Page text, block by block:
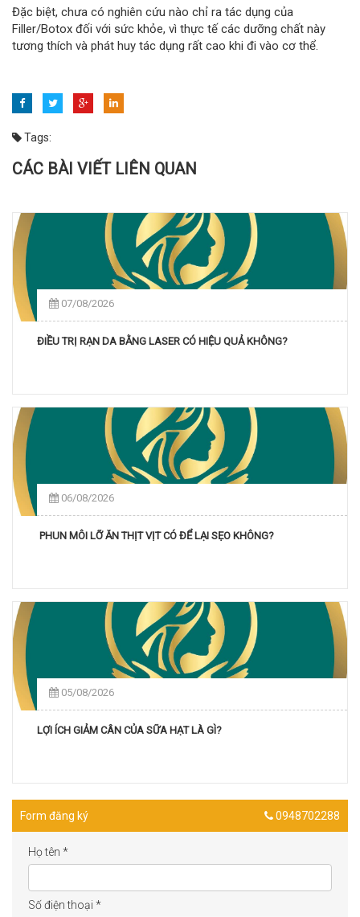
Đặc biệt, chưa có nghiên cứu nào chỉ ra tác dụng của
Filler/Botox đối với sức khỏe, vì thực tế các dưỡng chất này
tương thích và phát huy tác dụng rất cao khi đi vào cơ thể.
Tags:
CÁC BÀI VIẾT LIÊN QUAN
07/08/2026
ĐIỀU TRỊ RẠN DA BẰNG LASER CÓ HIỆU QUẢ KHÔNG?
06/08/2026
PHUN MÔI LỠ ĂN THỊT VỊT CÓ ĐỂ LẠI SẸO KHÔNG?
05/08/2026
LỢI ÍCH GIẢM CÂN CỦA SỮA HẠT LÀ GÌ?
Form đăng ký 0948702288
Họ tên *
Số điện thoại *